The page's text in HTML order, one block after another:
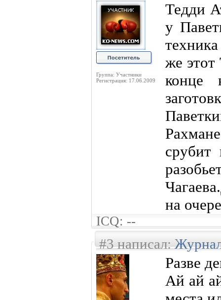
Группа: Участники
Регистрация: 17.06.2009
Тедди
у
же этот
конце
срубит
на
ICQ: --
#3 написал:
Разве
Ай ай